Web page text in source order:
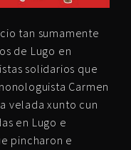
tan sumamente
de Lugo en
solidarios que
Carmen
velada xunto cun
en Lugo e
pincharon e